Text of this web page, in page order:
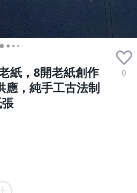
紙，8開老紙創作
應，純手工古法制
0